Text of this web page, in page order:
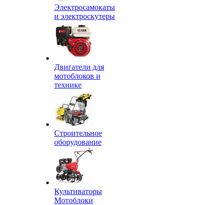
Электросамокаты
и электроскутеры
Двигатели для
мотоблоков и
технике
Строительное
оборудование
Культиваторы
Мотоблоки